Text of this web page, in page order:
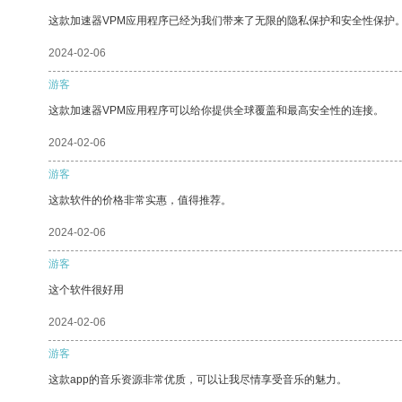
这款加速器VPM应用程序已经为我们带来了无限的隐私保护和安全性保护
2024-02-06
游客
这款加速器VPM应用程序可以给你提供全球覆盖和最高安全性的连接。
2024-02-06
游客
这款软件的价格非常实惠，值得推荐。
2024-02-06
游客
这个软件很好用
2024-02-06
游客
这款app的音乐资源非常优质，可以让我尽情享受音乐的魅力。